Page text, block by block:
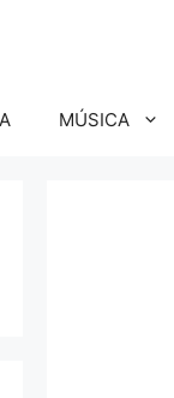
MÚSICA